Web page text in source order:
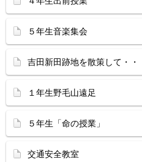
５年生音楽集会
吉田新田跡地を散策して・・
１年生野毛山遠足
５年生「命の授業」
交通安全教室